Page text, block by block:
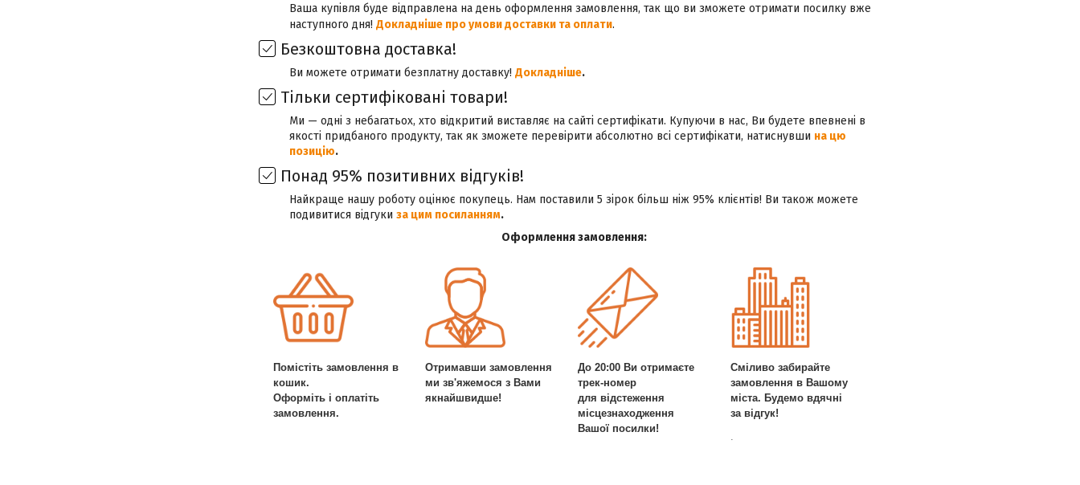
Ваша купівля буде відправлена на день оформлення замовлення, так що ви зможете отримати посилку вже
наступного дня! Докладніше про умови доставки та оплати.
Безкоштовна доставка!
Ви можете отримати безплатну доставку! Докладніше.
Тільки сертифіковані товари!
Ми — одні з небагатьох, хто відкритий виставляє на сайті сертифікати. Купуючи в нас, Ви будете впевнені в
якості придбаного продукту, так як зможете перевірити абсолютно всі сертифікати, натиснувши на цю
позицію.
Понад 95% позитивних відгуків!
Найкраще нашу роботу оцінює покупець. Нам поставили 5 зірок більш ніж 95% клієнтів! Ви також можете
подивитися відгуки за цим посиланням.
Оформлення замовлення:
Помістіть замовлення в
кошик.
Оформіть і оплатіть
замовлення.
Отримавши замовлення
ми зв'яжемося з Вами
якнайшвидше!
До 20:00 Ви отримаєте
трек-номер
для відстеження
місцезнаходження
Вашої посилки!
Сміливо забирайте
замовлення в Вашому
міста. Будемо вдячні
за відгук!